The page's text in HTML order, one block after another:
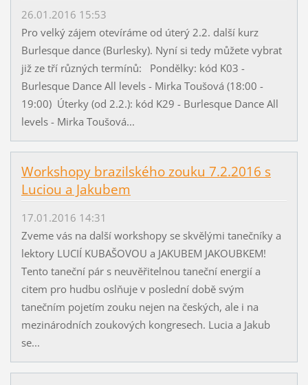
26.01.2016 15:53
Pro velký zájem otevíráme od úterý 2.2. další kurz
Burlesque dance (Burlesky). Nyní si tedy můžete vybrat
již ze tří různých termínů: Pondělky: kód K03 -
Burlesque Dance All levels - Mirka Toušová (18:00 -
19:00) Úterky (od 2.2.): kód K29 - Burlesque Dance All
levels - Mirka Toušová...
Workshopy brazilského zouku 7.2.2016 s
Luciou a Jakubem
17.01.2016 14:31
Zveme vás na další workshopy se skvělými tanečníky a
lektory LUCIÍ KUBAŠOVOU a JAKUBEM JAKOUBKEM!
Tento taneční pár s neuvěřitelnou taneční energií a
citem pro hudbu oslňuje v poslední době svým
tanečním pojetím zouku nejen na českých, ale i na
mezinárodních zoukových kongresech. Lucia a Jakub
se...